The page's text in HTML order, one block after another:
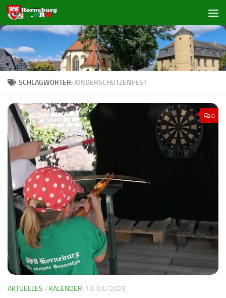
Zum Inhalt springen
SCHLAGWÖRTER: KINDERSCHÜTZENFEST
0
AKTUELLES / KALENDER 10. JULI 2025